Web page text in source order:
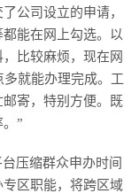
公司设立的申请，
能在网上勾选。以
比较麻烦，现在网
多就能办理完成。工
寄，特别方便。既
”
压缩群众申办时间
区职能，将跨区域